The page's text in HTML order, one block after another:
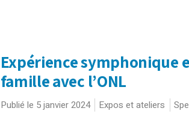
Expérience symphonique
famille avec l’ONL
Publié le 5 janvier 2024 Expos et ateliers